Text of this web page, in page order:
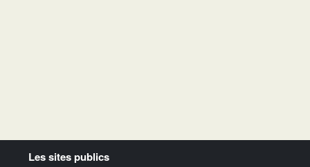
Les sites publics